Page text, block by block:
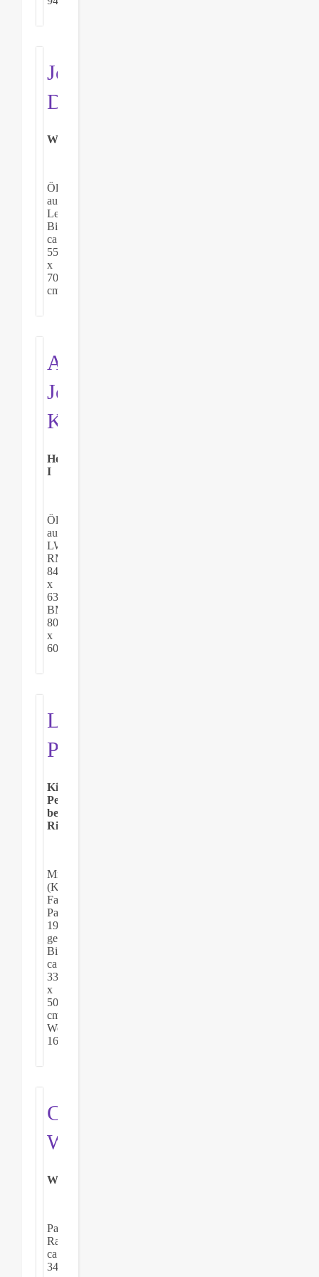
Joseph
Dahlem
Wildente
Öl
auf
Leinwand.
Bildmaß
ca.
55
x
70
cm.
Andrea
Johanna
Karwatzki
Herbstwind
I
Öl
auf
LW,
RM
84
x
63,5,
BM
80
x
60
Leo
Putz
Kirchenfest
Penha
bei
Rio
Mischtechnik
(Kohle,
Farbstifte,
Pastellkreide),
1930,
gerahmt.
Bildmaß
ca.
33
x
50,3
cm.
Werkverzeichnis
1673.
Carola
Wollenweber
Winterlandschaft
Pastellkreide,
Rahmenmaß
ca.
34,5